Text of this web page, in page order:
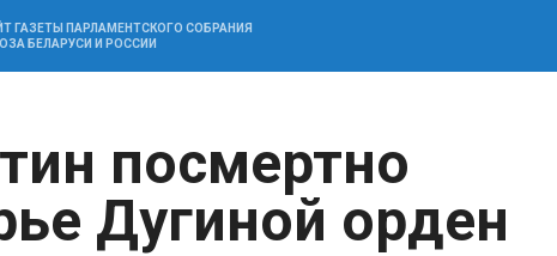
ГАЗЕТЫ ПАРЛАМЕНТСКОГО СОБРАНИЯ
БЕЛАРУСИ И РОССИИ
посмертно
Дугиной орден